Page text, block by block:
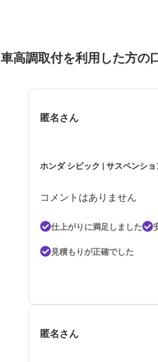
車高調取付を利用した方の
匿名さん
ホンダ シビック | サスペンシ
コメントはありません
仕上がりに満足しました
見積もりが正確でした
匿名さん